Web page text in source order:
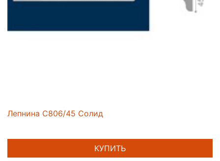
Лепнина C806/45 Солид
КУПИТЬ